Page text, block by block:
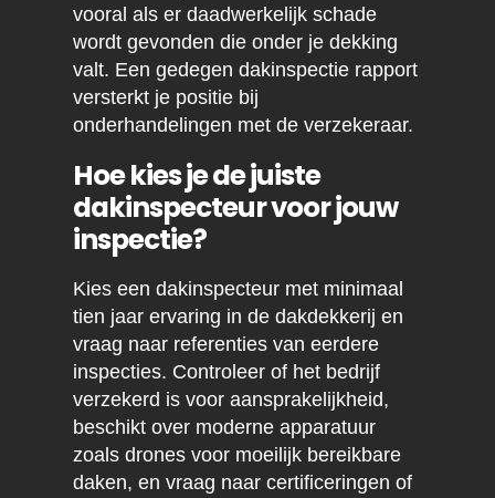
vooral als er daadwerkelijk schade
wordt gevonden die onder je dekking
valt. Een gedegen dakinspectie rapport
versterkt je positie bij
onderhandelingen met de verzekeraar.
Hoe kies je de juiste
dakinspecteur voor jouw
inspectie?
Kies een dakinspecteur met minimaal
tien jaar ervaring in de dakdekkerij en
vraag naar referenties van eerdere
inspecties. Controleer of het bedrijf
verzekerd is voor aansprakelijkheid,
beschikt over moderne apparatuur
zoals drones voor moeilijk bereikbare
daken, en vraag naar certificeringen of